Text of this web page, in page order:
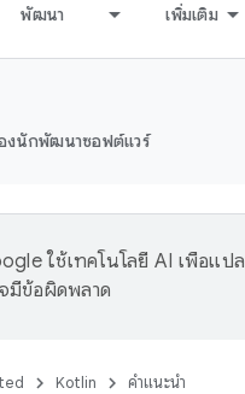
พัฒนา เพิ่มเติม
องนักพัฒนาซอฟต์แวร์
ใช้เทคโนโลยี AI เพื่อแ
มีข้อผิดพลาด
Kotlin คำแนะนำ